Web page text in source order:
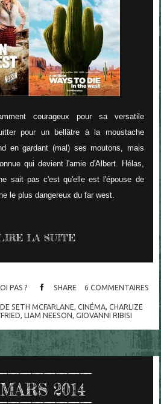
courageux pour sa versatile
pour un bellâtre à la moustache
en gardant (mal) ses moutons, mais
qui devient l'amie d'Albert. Hélas,
sait pas c'est qu'elle est l'épouse de
le plus dangereux du far west.
LA SUITE
PAS ? SHARE 6 COMMENTAIRES
SETH MCFARLANE,CINÉMA,CHARLIZE
, LIAM NEESON, GIOVANNI RIBISI
MARS 2014